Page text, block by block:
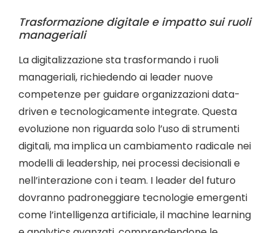
Trasformazione digitale e impatto sui ruoli
manageriali
La digitalizzazione sta trasformando i ruoli
manageriali, richiedendo ai leader nuove
competenze per guidare organizzazioni data-
driven e tecnologicamente integrate. Questa
evoluzione non riguarda solo l’uso di strumenti
digitali, ma implica un cambiamento radicale nei
modelli di leadership, nei processi decisionali e
nell’interazione con i team. I leader del futuro
dovranno padroneggiare tecnologie emergenti
come l’intelligenza artificiale, il machine learning